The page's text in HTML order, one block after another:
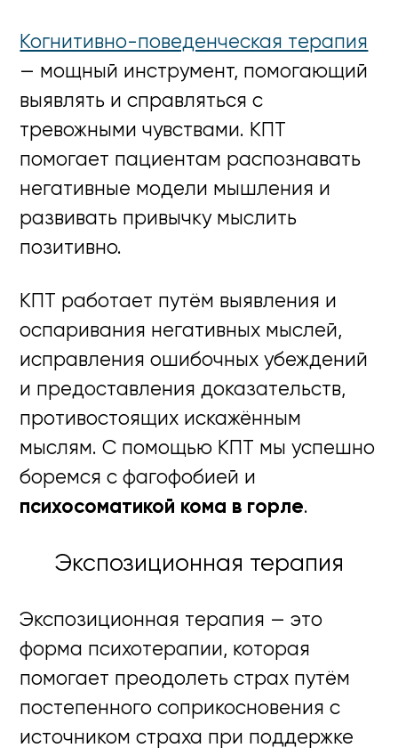
Когнитивно-поведенческая терапия
— мощный инструмент, помогающий
выявлять и справляться с
тревожными чувствами. КПТ
помогает пациентам распознавать
негативные модели мышления и
развивать привычку мыслить
позитивно.
КПТ работает путём выявления и
оспаривания негативных мыслей,
исправления ошибочных убеждений
и предоставления доказательств,
противостоящих искажённым
мыслям. С помощью КПТ мы успешно
боремся с фагофобией и
психосоматикой кома в горле.
Экспозиционная терапия
Экспозиционная терапия — это
форма психотерапии, которая
помогает преодолеть страх путём
постепенного соприкосновения с
источником страха при поддержке